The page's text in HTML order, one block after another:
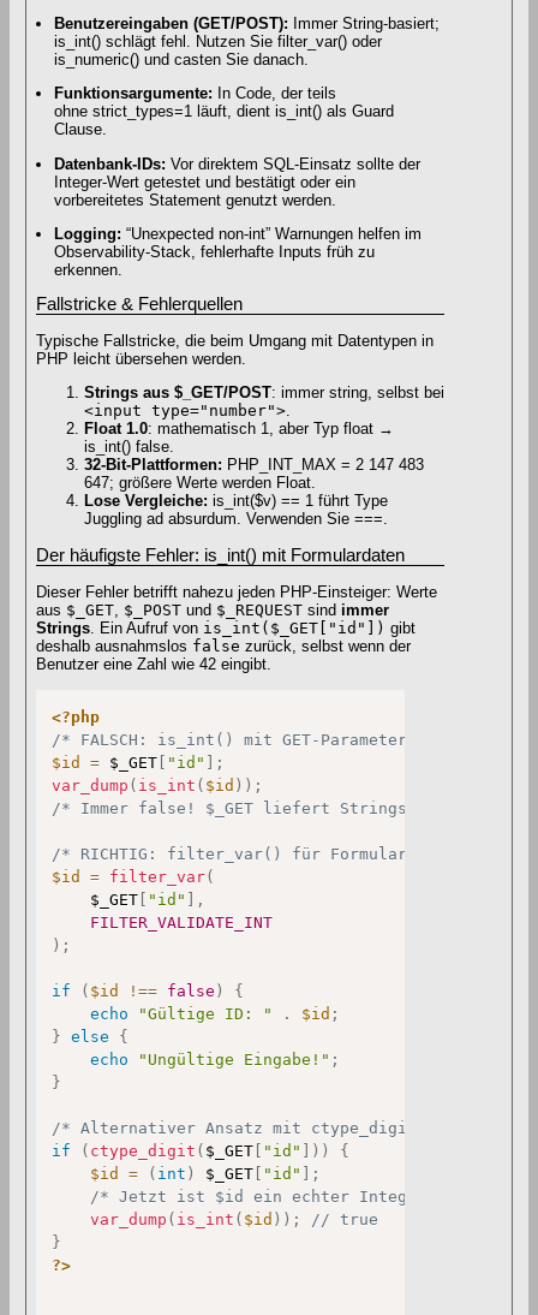
Benutzereingaben (GET/POST): Immer String‐basiert;
is_int() schlägt fehl. Nutzen Sie filter_var() oder
is_numeric() und casten Sie danach.
Funktionsargumente: In Code, der teils
ohne strict_types=1 läuft, dient is_int() als Guard
Clause.
Datenbank-IDs: Vor direktem SQL-Einsatz sollte der
Integer-Wert getestet und bestätigt oder ein
vorbereitetes Statement genutzt werden.
Logging: “Unexpected non-int” Warnungen helfen im
Observability-Stack, fehlerhafte Inputs früh zu
erkennen.
Fallstricke & Fehlerquellen
Typische Fallstricke, die beim Umgang mit Datentypen in
PHP leicht übersehen werden.
Strings aus $_GET/POST: immer string, selbst bei
<input type="number">
Float 1.0: mathematisch 1, aber Typ float →
is_int() false.
32-Bit-Plattformen: PHP_INT_MAX = 2 147 483
647; größere Werte werden Float.
Lose Vergleiche: is_int($v) == 1 führt Type
Juggling ad absurdum. Verwenden Sie ===.
Der häufigste Fehler: is_int() mit Formulardaten
Dieser Fehler betrifft nahezu jeden PHP-Einsteiger: Werte
aus $_GET, $_POST und $_REQUEST sind immer
Strings. Ein Aufruf von is_int($_GET["id"]) gibt
deshalb ausnahmslos false zurück, selbst wenn der
Benutzer eine Zahl wie 42 eingibt.
<?php
/* FALSCH: is_int() mit GET-Parametern */
$id
= $_GET "id"
;
var_dump ( is_int ( $id ) ) ;
/* Immer false! $_GET liefert Strings */
/* RICHTIG: filter_var() für Formulardaten */
$id
= filter_var(
$_GET
"id"
,
FILTER_VALIDATE_INT
) ;
if ( $id !== false )
{
echo
"Gültige ID: " . $id ;
}
else
{
echo
"Ungültige Eingabe!" ;
}
/* Alternativer Ansatz mit ctype_digit() */
if
( ctype_digit ( $_GET "id" ) )
{
$id
= ( int ) $_GET "id"
;
/* Jetzt ist $id ein echter Integer */
var_dump ( is_int ( $id ) ) ;
// true
}
?>